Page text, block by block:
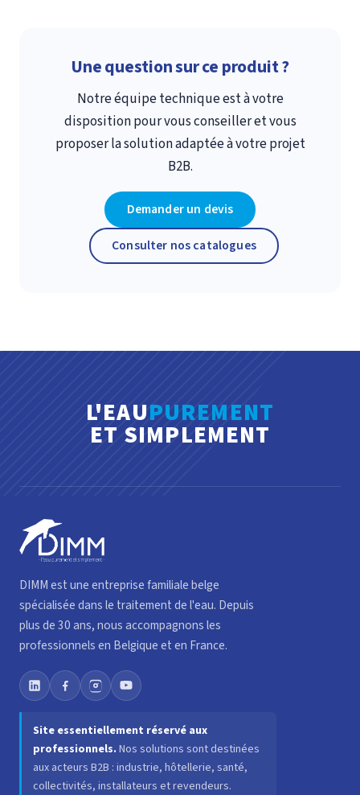
Une question sur ce produit ?
Notre équipe technique est à votre
disposition pour vous conseiller et vous
proposer la solution adaptée à votre projet
B2B.
Demander un devis
Consulter nos catalogues
L'EAUPUREMENT
ET SIMPLEMENT
DIMM est une entreprise familiale belge
spécialisée dans le traitement de l'eau. Depuis
plus de 30 ans, nous accompagnons les
professionnels en Belgique et en France.
Site essentiellement réservé aux
professionnels. Nos solutions sont destinées
aux acteurs B2B : industrie, hôtellerie, santé,
collectivités, installateurs et revendeurs.